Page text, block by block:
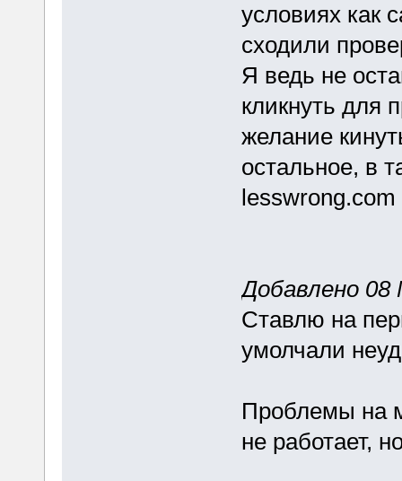
условиях как
сходили
Я ведь не
кликнуть для
желание
остальное, в
lesswrong.com
Добавлено 08
Ставлю на
умолчали
Проблемы на
не работает,